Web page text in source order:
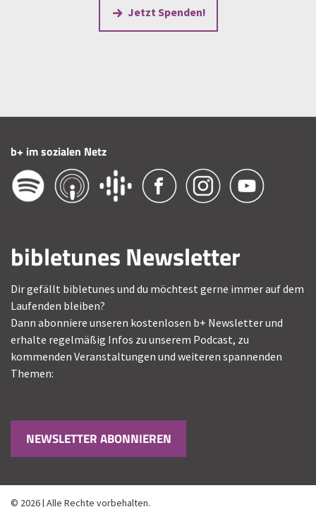
Jetzt Spenden!
b+ im sozialen Netz
bibletunes Newsletter
Dir gefällt bibletunes und du möchtest gerne immer auf dem
Laufenden bleiben?
Dann abonniere unseren kostenlosen b+ Newsletter und
erhalte regelmäßig Infos zu unserem Podcast, zu
kommenden Veranstaltungen und weiteren spannenden
Themen:
NEWSLETTER ABONNIEREN
© 2026 | Alle Rechte vorbehalten.